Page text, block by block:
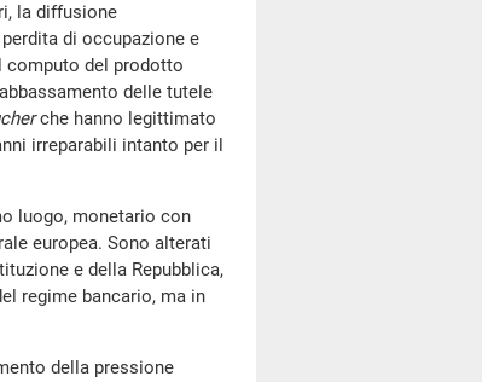
la diffusione
di occupazione e
computo del prodotto
delle tutele
che hanno legittimato
irreparabili intanto per il
luogo, monetario con
europea. Sono alterati
e della Repubblica,
regime bancario, ma in
della pressione